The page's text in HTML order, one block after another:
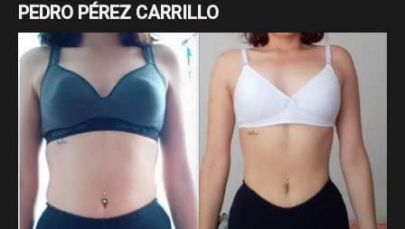
PEDRO PÉREZ CARRILLO
Cambio enfocado a pérdida de grasa